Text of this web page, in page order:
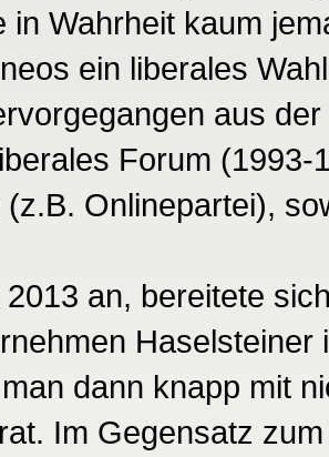
in Wahrheit kaum
ein liberales
aus
Forum
(z.B. Onlinepartei),
2013 an, bereitete
dann knapp mit
Im Gegensatz